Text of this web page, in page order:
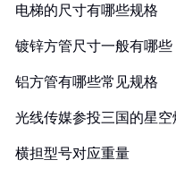
电梯的尺寸有哪些规格
镀锌方管尺寸一般有哪些
铝方管有哪些常见规格
光线传媒参投三国的星空
横担型号对应重量